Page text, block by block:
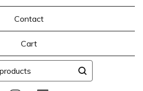
Contact
Cart